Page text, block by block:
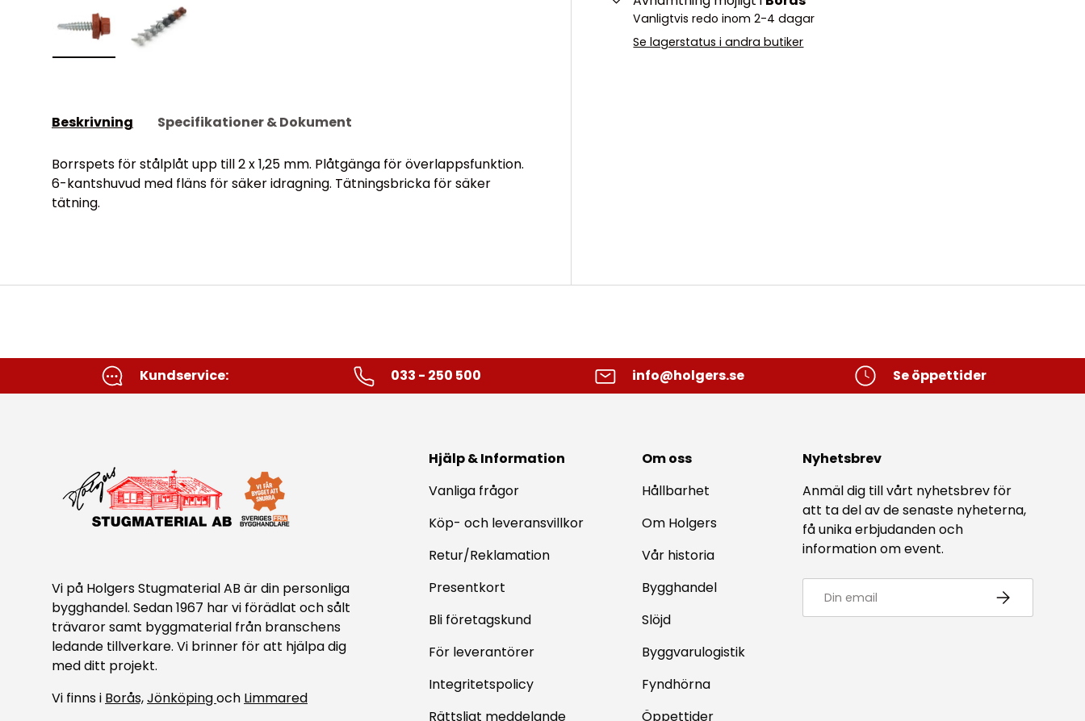
Vanligtvis redo inom 2-4 dagar
Se lagerstatus i andra butiker
Beskrivning Specifikationer & Dokument
Borrspets för stålplåt upp till 2 x 1,25 mm. Plåtgänga för överlappsfunktion.
6-kantshuvud med fläns för säker idragning. Tätningsbricka för säker
tätning.
Kundservice: 033 - 250 500 info@holgers.se Se öppettider
Vi på Holgers Stugmaterial AB är din personliga
bygghandel. Sedan 1967 har vi förädlat och sålt
trävaror samt byggmaterial från branschens
ledande tillverkare. Vi brinner för att hjälpa dig
med ditt projekt.
Vi finns i Borås,Jönköpingoch Limmared
Hjälp & Information
Vanliga frågor
Köp- och leveransvillkor
Retur/Reklamation
Presentkort
Bli företagskund
För leverantörer
Integritetspolicy
Rättsligt meddelande
Om oss
Hållbarhet
Om Holgers
Vår historia
Bygghandel
Slöjd
Byggvarulogistik
Fyndhörna
Öppettider
Nyhetsbrev
Anmäl dig till vårt nyhetsbrev för
att ta del av de senaste nyheterna,
få unika erbjudanden och
information om event.
Prenumerera